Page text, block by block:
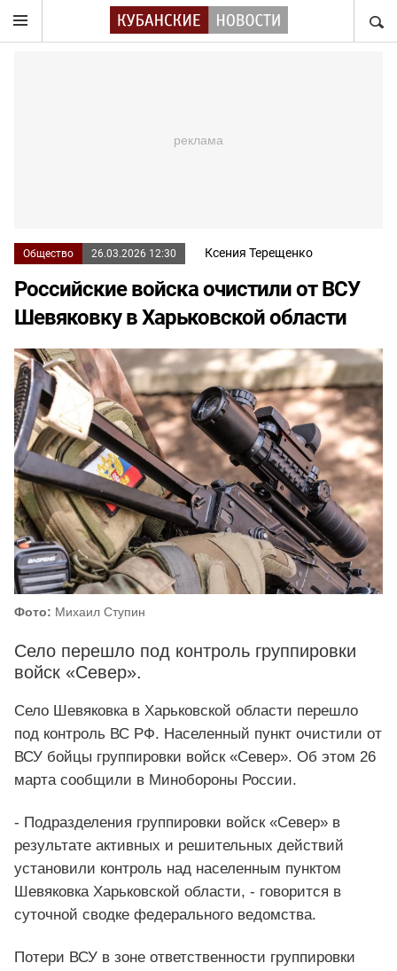
Общество 26.03.2026 12:30 Ксения Терещенко
Российские войска очистили от ВСУ
Шевяковку в Харьковской области
Фото: Михаил Ступин
Село перешло под контроль группировки
войск «Север».
Село Шевяковка в Харьковской области перешло
под контроль ВС РФ. Населенный пункт очистили от
ВСУ бойцы группировки войск «Север». Об этом 26
марта сообщили в Минобороны России.
- Подразделения группировки войск «Север» в
результате активных и решительных действий
установили контроль над населенным пунктом
Шевяковка Харьковской области, - говорится в
суточной сводке федерального ведомства.
Потери ВСУ в зоне ответственности группировки